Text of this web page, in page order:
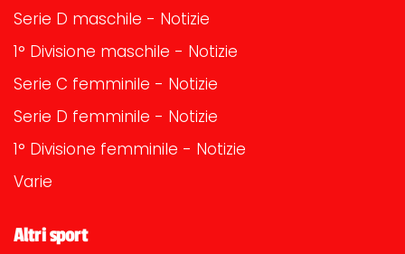
Serie D maschile - Notizie
1° Divisione maschile - Notizie
Serie C femminile - Notizie
Serie D femminile - Notizie
1° Divisione femminile - Notizie
Varie
Altri sport